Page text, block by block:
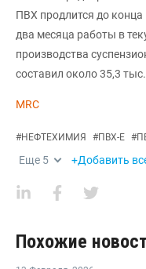
ПВХ продлится до
два месяца работы в
производства
составил около 35,3
MRC
#НЕФТЕХИМИЯ #ПВХ-Е #
Еще 5 +Добавить
Похожие